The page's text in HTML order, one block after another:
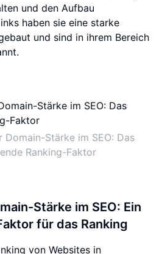
und den Aufbau
haben sie eine starke
und sind in ihrem Bereich
Domain-Stärke im SEO: Das
Ranking-Faktor
Stärke im SEO: Ein
für das Ranking
von Websites in